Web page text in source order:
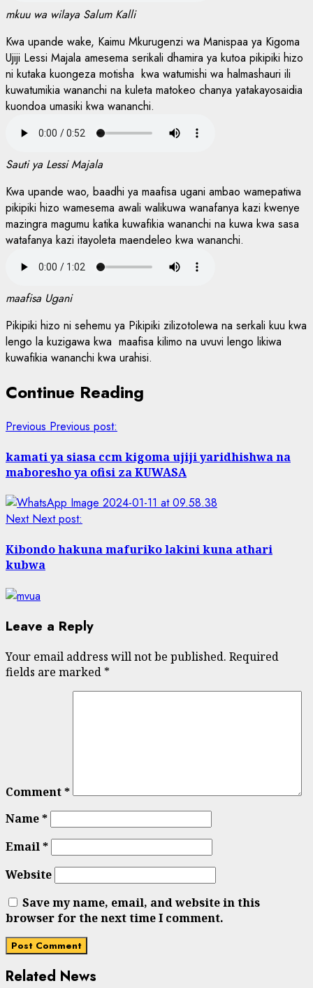
mkuu wa wilaya Salum Kalli
Kwa upande wake, Kaimu Mkurugenzi wa Manispaa ya Kigoma
Ujiji Lessi Majala amesema serikali dhamira ya kutoa pikipiki hizo
ni kutaka kuongeza motisha kwa watumishi wa halmashauri ili
kuwatumikia wananchi na kuleta matokeo chanya yatakayosaidia
kuondoa umasiki kwa wananchi.
Sauti ya Lessi Majala
Kwa upande wao, baadhi ya maafisa ugani ambao wamepatiwa
pikipiki hizo wamesema awali walikuwa wanafanya kazi kwenye
mazingra magumu katika kuwafikia wananchi na kuwa kwa sasa
watafanya kazi itayoleta maendeleo kwa wananchi.
maafisa Ugani
Pikipiki hizo ni sehemu ya Pikipiki zilizotolewa na serkali kuu kwa
lengo la kuzigawa kwa maafisa kilimo na uvuvi lengo likiwa
kuwafikia wananchi kwa urahisi.
Continue Reading
Previous Previous post:
kamati ya siasa ccm kigoma ujiji yaridhishwa na
maboresho ya ofisi za KUWASA
Next Next post:
Kibondo hakuna mafuriko lakini kuna athari
kubwa
Leave a Reply
Your email address will not be published. Required
fields are marked *
Comment*
Name*
Email*
Website
Save my name, email, and website in this
browser for the next time I comment.
Related News